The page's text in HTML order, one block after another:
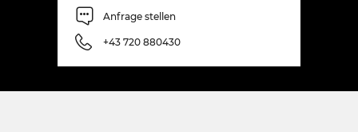
Anfrage stellen
+43 720 880430